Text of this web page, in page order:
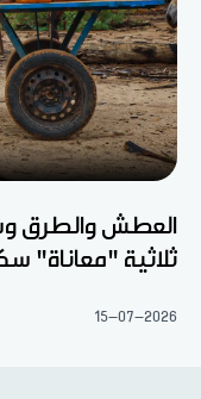
العطش والطرق
ثلاثية "معاناة"
15-07-2026